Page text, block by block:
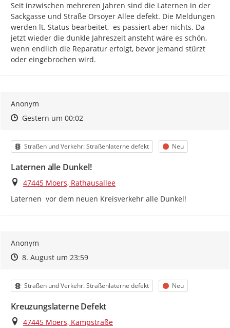
Seit inzwischen mehreren Jahren sind die Laternen in der
Sackgasse und Straße Orsoyer Allee defekt. Die Meldungen
werden lt. Status bearbeitet,  es passiert aber nichts. Da
jetzt wieder die dunkle Jahreszeit ansteht wäre es schön,
wenn endlich die Reparatur erfolgt, bevor jemand stürzt
oder eingebrochen wird.
Anonym
Zeitpunkt des Erstellens
Zeitpunkt des Erstellens
Gestern um 00:02Zur Äußerung
Kategorie
Straßen und Verkehr: Straßenlaterne defekt Status
Neu
Laternen alle Dunkel!
Ort
47445 Moers, Rathausallee
Laternen  vor dem neuen Kreisverkehr alle Dunkel!
Anonym
Zeitpunkt des Erstellens
Zeitpunkt des Erstellens
8. August um 23:59Zur Äußerung
Kategorie
Straßen und Verkehr: Straßenlaterne defekt Status
Neu
Kreuzungslaterne Defekt
Ort
47445 Moers, Kampstraße